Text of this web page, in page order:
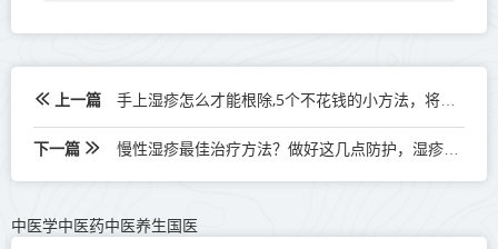
上一篇 手上湿疹怎么才能根除,5个不花钱的小方法，将它连根拔起！
下一篇 慢性湿疹最佳治疗方法？做好这几点防护，湿疹连根拔起！
中医学中医药中医养生国医